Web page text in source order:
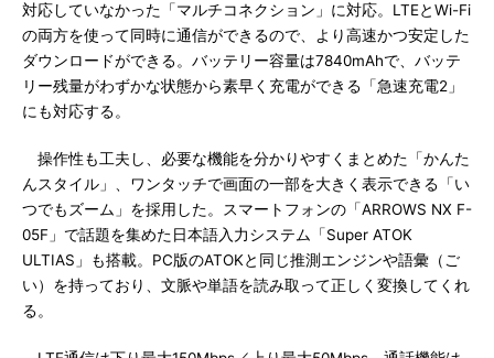
対応していなかった「マルチコネクション」に対応。LTEとWi-Fi
の両方を使って同時に通信ができるので、より高速かつ安定した
ダウンロードができる。バッテリー容量は7840mAhで、バッテ
リー残量がわずかな状態から素早く充電ができる「急速充電2」
にも対応する。
操作性も工夫し、必要な機能を分かりやすくまとめた「かんた
んスタイル」、ワンタッチで画面の一部を大きく表示できる「い
つでもズーム」を採用した。スマートフォンの「ARROWS NX F-
05F」で話題を集めた日本語入力システム「Super ATOK
ULTIAS」も搭載。PC版のATOKと同じ推測エンジンや語彙（ご
い）を持っており、文脈や単語を読み取って正しく変換してくれ
る。